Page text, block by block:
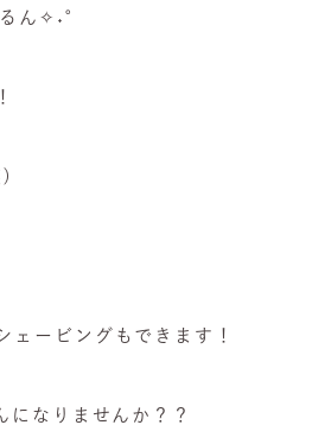
ん✧˖°
ェービングもできます！
になりませんか？？